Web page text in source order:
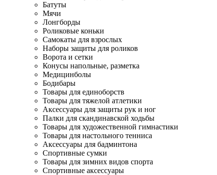
Батуты
Мячи
Лонгборды
Роликовые коньки
Самокаты для взрослых
Наборы защиты для роликов
Ворота и сетки
Конусы напольные, разметка
Медицинболы
Бодибары
Товары для единоборств
Товары для тяжелой атлетики
Аксессуары для защиты рук и ног
Палки для скандинавской ходьбы
Товары для художественной гимнастики
Товары для настольного тенниса
Аксессуары для бадминтона
Спортивные сумки
Товары для зимних видов спорта
Спортивные аксессуары